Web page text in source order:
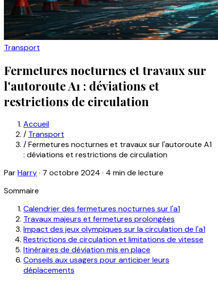
Transport
Fermetures nocturnes et travaux sur
l'autoroute A1 : déviations et
restrictions de circulation
Accueil
/ Transport
/Fermetures nocturnes et travaux sur l'autoroute A1
: déviations et restrictions de circulation
ParHarry· 7 octobre 2024 · 4 min de lecture
Sommaire
Calendrier des fermetures nocturnes sur l'a1
Travaux majeurs et fermetures prolongées
Impact des jeux olympiques sur la circulation de l'a1
Restrictions de circulation et limitations de vitesse
Itinéraires de déviation mis en place
Conseils aux usagers pour anticiper leurs
déplacements